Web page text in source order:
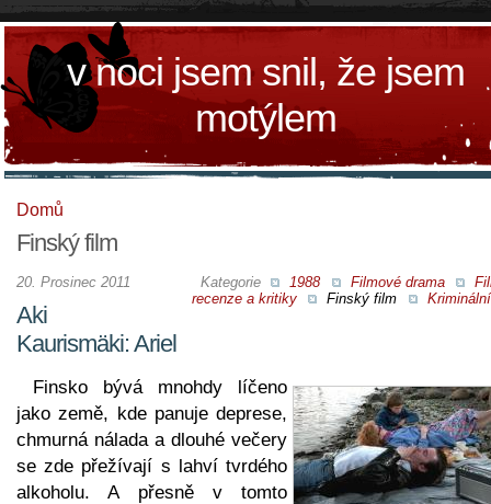
v noci jsem snil, že jsem
motýlem
Domů
Finský film
Kategorie 1988 Filmové drama
recenze a kritiky
Finský film
20. Prosinec 2011
Aki
Kaurismäki: Ariel
Finsko bývá mnohdy líčeno
jako země, kde panuje deprese,
chmurná nálada a dlouhé večery
se zde přežívají s lahví tvrdého
alkoholu. A přesně v tomto